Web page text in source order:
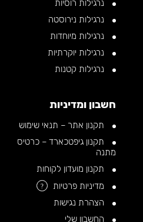
נרגילות רוסיות
נרגילות נירוסטה
נרגילות מיוחדות
נרגילות יוקרתיות
נרגילות קטנות
חשבון ומדיניות
תקנון אתר – תנאי שימוש
תקנון גיפטכארד – כרטיס
מתנה
תקנון מועדון לקוחות
מדיניות פרטיות
?
הצהרת נגישות
החשבון שלי